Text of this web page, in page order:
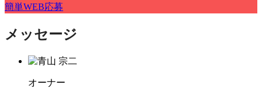
簡単WEB応募
メッセージ
オーナー